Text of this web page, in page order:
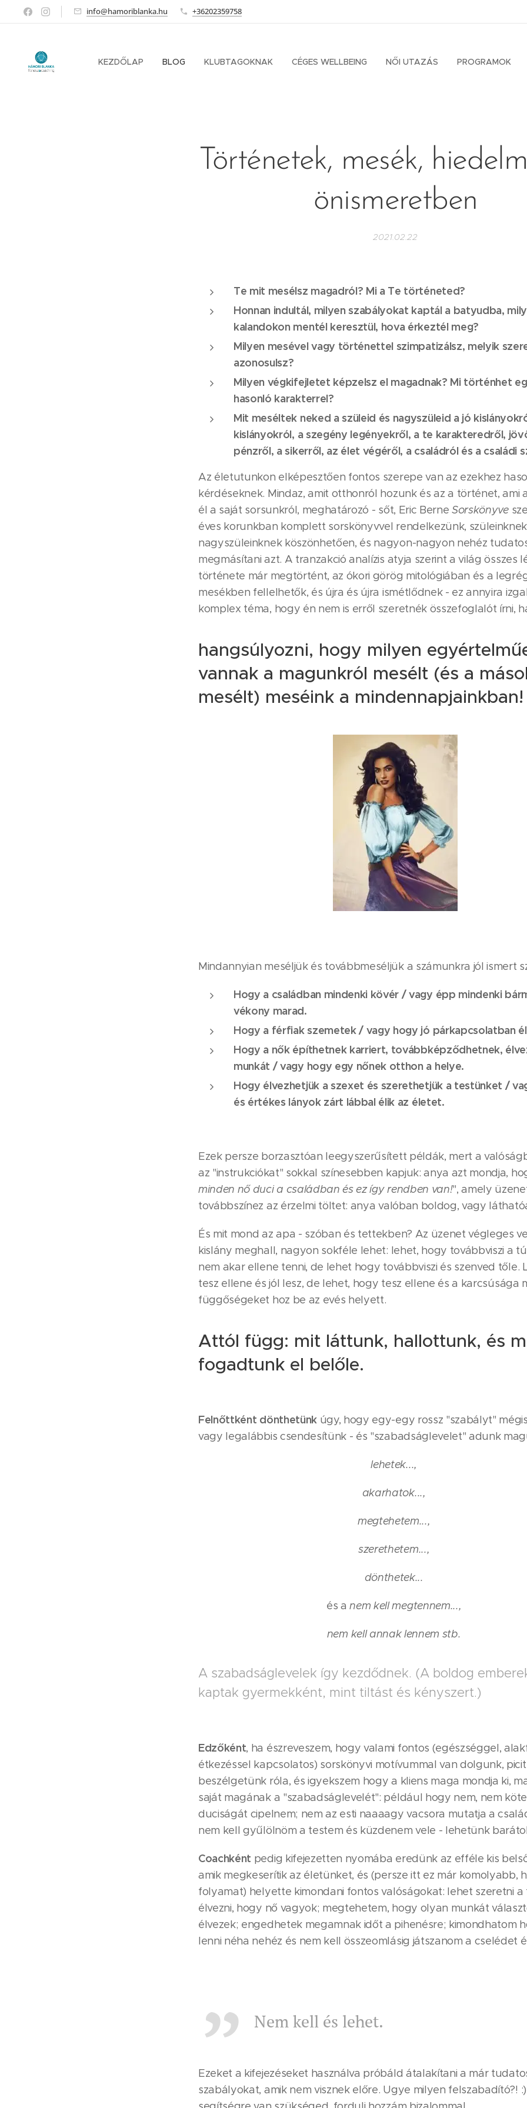
info@hamoriblanka.hu +36202359758
KEZDŐLAP BLOG KLUBTAGOKNAK CÉGES WELLBEING NŐI UTAZÁS PROGRAMOK
Történetek, mesék,
önismeretben
2021.02.22
Te mit mesélsz magadról? Mi a Te történeted?
Honnan indultál, milyen szabályokat kaptál a batyudba,
kalandokon mentél keresztül, hova érkeztél meg?
Milyen mesével vagy történettel szimpatizálsz, melyik
azonosulsz?
Milyen végkifejletet képzelsz el magadnak? Mi történhet
hasonló karakterrel?
Mit meséltek neked a szüleid és nagyszüleid a jó
kislányokról, a szegény legényekről, a te karakteredről,
pénzről, a sikerről, az élet végéről, a családról és a családi
Az életutunkon elképesztően fontos szerepe van az ezekhez
kérdéseknek. Mindaz, amit otthonról hozunk és az a történet, ami
él a saját sorsunkról, meghatározó - sőt, Eric BerneSorskönyve
éves korunkban komplett sorskönyvvel rendelkezünk,
nagyszüleinknek köszönhetően, és nagyon-nagyon nehéz
megmásítani azt. A tranzakció analízis atyja szerint a világ összes
története már megtörtént, az ókori görög mitológiában és a
mesékben fellelhetők, és újra és újra ismétlődnek - ez annyira
komplex téma, hogy én nem is erről szeretnék összefoglalót írni,
hangsúlyozni, hogy milyen
vannak a magunkról mesélt (és a
mesélt) meséink a mindennapjainkban!
Mindannyian meséljük és továbbmeséljük a számunkra jól ismert
Hogy a családban mindenki kövér / vagy épp mindenki
vékony marad.
Hogy a férfiak szemetek / vagy hogy jó párkapcsolatban
Hogy a nők építhetnek karriert, továbbképződhetnek,
munkát / vagy hogy egy nőnek otthon a helye.
Hogy élvezhetjük a szexet és szerethetjük a testünket /
és értékes lányok zárt lábbal élik az életet.
Ezek persze borzasztóan leegyszerűsített példák, mert a
az "instrukciókat" sokkal színesebben kapjuk: anya azt mondja,
minden nő duci a családban és ez így rendben van!", amely
továbbszínez az érzelmi töltet: anya valóban boldog, vagy
És mit mond az apa - szóban és tettekben? Az üzenet végleges
kislány meghall, nagyon sokféle lehet: lehet, hogy továbbviszi a
nem akar ellene tenni, de lehet hogy továbbviszi és szenved tőle.
tesz ellene és jól lesz, de lehet, hogy tesz ellene és a karcsúsága
függőségeket hoz be az evés helyett.
Attól függ: mit láttunk, hallottunk, és
fogadtunk el belőle.
Felnőttként dönthetünkúgy, hogy egy-egy rossz "szabályt"
vagy legalábbis csendesítünk - és "szabadságlevelet" adunk
lehetek...,
akarhatok...,
megtehetem...,
szerethetem...,
dönthetek...
és anem kell megtennem...,
nem kell annak lennem stb.
A szabadságlevelek így kezdődnek. (A boldog
kaptak gyermekként, mint tiltást és kényszert.)
Edzőként, ha észreveszem, hogy valami fontos (egészséggel,
étkezéssel kapcsolatos) sorskönyvi motívummal van dolgunk, picit
beszélgetünk róla, és igyekszem hogy a kliens maga mondja ki,
saját magának a "szabadságlevelét": például hogy nem, nem
duciságát cipelnem; nem az esti naaaagy vacsora mutatja a
nem kell gyűlölnöm a testem és küzdenem vele - lehetünk
Coachként pedig kifejezetten nyomába eredünk az efféle kis
amik megkeserítik az életünket, és (persze itt ez már komolyabb,
folyamat) helyette kimondani fontos valóságokat: lehet szeretni a
élvezni, hogy nő vagyok; megtehetem, hogy olyan munkát
élvezek; engedhetek megamnak időt a pihenésre; kimondhatom
lenni néha nehéz és nem kell összeomlásig játszanom a cselédet
Nem kell és lehet.
Ezeket a kifejezéseket használva próbáld átalakítani a már
szabályokat, amik nem visznek előre. Ugye milyen felszabadító?!